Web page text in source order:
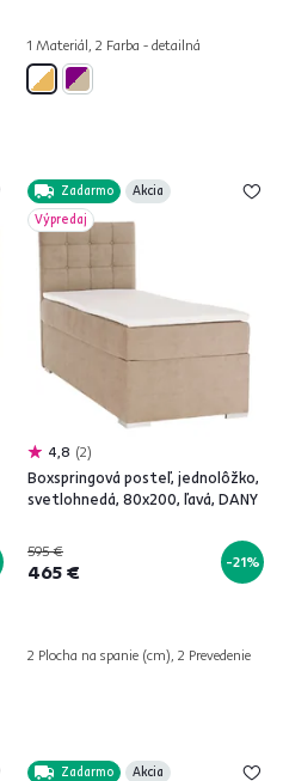
1 Materiál, 2 Farba - detailná
Zadarmo
Akcia
Výpredaj
4,8 2
Boxspringová posteľ, jednolôžko,
svetlohnedá, 80x200, ľavá, DANY
595 €
465 € -21%
2 Plocha na spanie (cm), 2 Prevedenie
Zadarmo
Akcia